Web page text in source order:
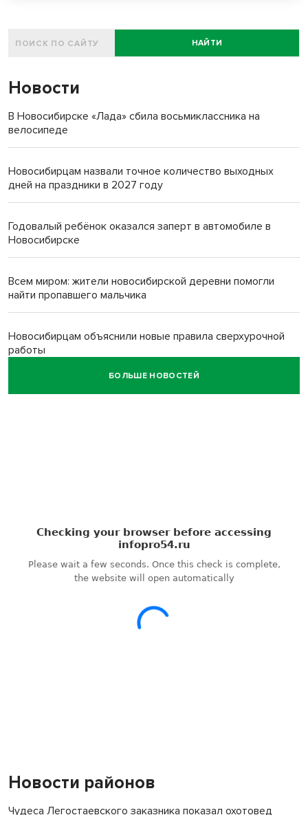
НАЙТИ
Новости
В Новосибирске «Лада» сбила восьмиклассника на
велосипеде
Новосибирцам назвали точное количество выходных
дней на праздники в 2027 году
Годовалый ребёнок оказался заперт в автомобиле в
Новосибирске
Всем миром: жители новосибирской деревни помогли
найти пропавшего мальчика
Новосибирцам объяснили новые правила сверхурочной
работы
Новосибирский пенсионер насмерть забил тростью
Покрытие рулежных дорожек обновили в аэропорту
Толмачево по нацпроекту
БОЛЬШЕ НОВОСТЕЙ
Новости районов
Чудеса Легостаевского заказника показал охотовед